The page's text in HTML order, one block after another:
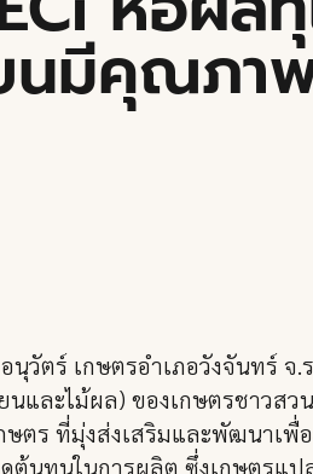
นมีคุณภา
วัตร์ เกษตรอำเภอวังจันทร์ จ
และไม้ผล) ของเกษตรชาวส
ษตร ที่มุ่งส่งเสริมและพัฒนาเ
นทุนในการผลิต ซึ่งเกษตรแ